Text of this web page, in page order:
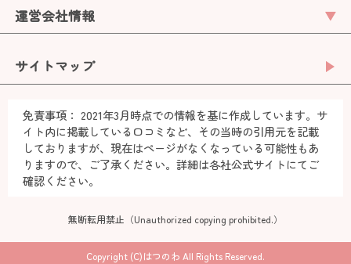
運営会社情報
サイトマップ
免責事項： 2021年3月時点での情報を基に作成しています。サ
イト内に掲載している口コミなど、その当時の引用元を記載
しておりますが、現在はページがなくなっている可能性もあ
りますので、ご了承ください。詳細は各社公式サイトにてご
確認ください。
無断転用禁止（Unauthorized copying prohibited.）
Copyright (C)はつのわ All Rights Reserved.